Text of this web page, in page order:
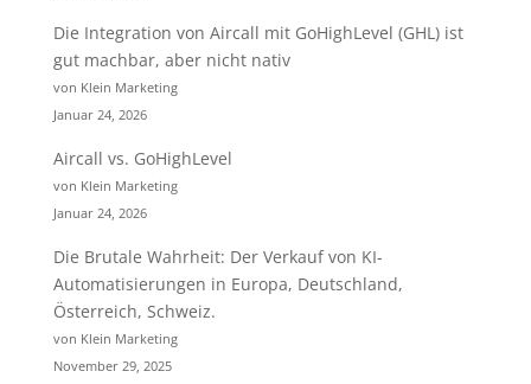
Die Integration von Aircall mit GoHighLevel (GHL) ist
gut machbar, aber nicht nativ
von Klein Marketing
Januar 24, 2026
Aircall vs. GoHighLevel
von Klein Marketing
Januar 24, 2026
Die Brutale Wahrheit: Der Verkauf von KI-
Automatisierungen in Europa, Deutschland,
Österreich, Schweiz.
von Klein Marketing
November 29, 2025